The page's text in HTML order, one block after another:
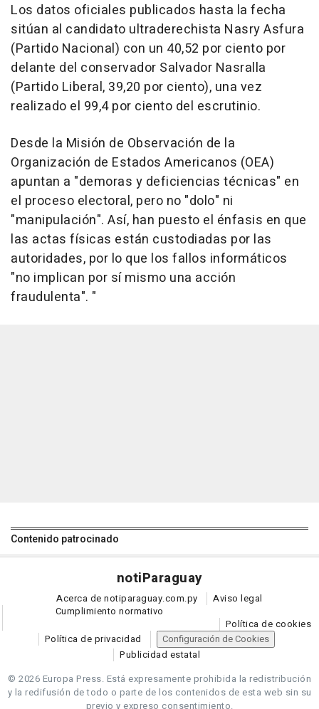
Los datos oficiales publicados hasta la fecha
sitúan al candidato ultraderechista Nasry Asfura
(Partido Nacional) con un 40,52 por ciento por
delante del conservador Salvador Nasralla
(Partido Liberal, 39,20 por ciento), una vez
realizado el 99,4 por ciento del escrutinio.
Desde la Misión de Observación de la
Organización de Estados Americanos (OEA)
apuntan a "demoras y deficiencias técnicas" en
el proceso electoral, pero no "dolo" ni
"manipulación". Así, han puesto el énfasis en que
las actas físicas están custodiadas por las
autoridades, por lo que los fallos informáticos
"no implican por sí mismo una acción
fraudulenta". "
Contenido patrocinado
notiParaguay
Acerca de notiparaguay.com.py
Aviso legal
Cumplimiento normativo
Política de cookies
Política de privacidad
Configuración de Cookies
Publicidad estatal
© 2026 Europa Press. Está expresamente prohibida la redistribución
y la redifusión de todo o parte de los contenidos de esta web sin su
previo y expreso consentimiento.